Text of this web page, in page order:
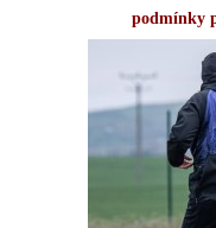
podmínky